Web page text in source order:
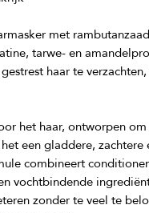
met
tarwe- en
haar te
het haar, ontworpen
een gladdere,
combineert
vochtbindende
zonder te veel te